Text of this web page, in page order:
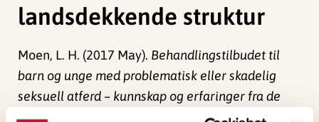
landsdekkende struktur
Moen, L. H. (2017 May). Behandlingstilbudet til
barn og unge med problematisk eller skadelig
seksuell atferd – kunnskap og erfaringer fra de
nordiske landene og Storbritannia – forslag til